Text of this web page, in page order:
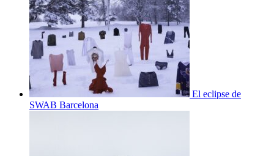
El eclipse de
SWAB Barcelona